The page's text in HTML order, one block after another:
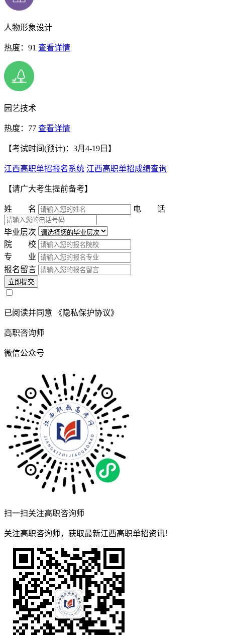
人物形象设计
热度：91 查看详情
园艺技术
热度：77 查看详情
【考试时间(预计)：3月4-19日】
江西高职单招报名系统 江西高职单招成绩查询
【请广大考生提前备考】
姓 名 电 话
毕业层次
院 校
专 业
报名留言
立即提交
已阅读并同意 《隐私保护协议》
高职咨询师
微信公众号
扫一扫关注高职咨询师
关注高职咨询师，获取最新江西高职单招资讯！